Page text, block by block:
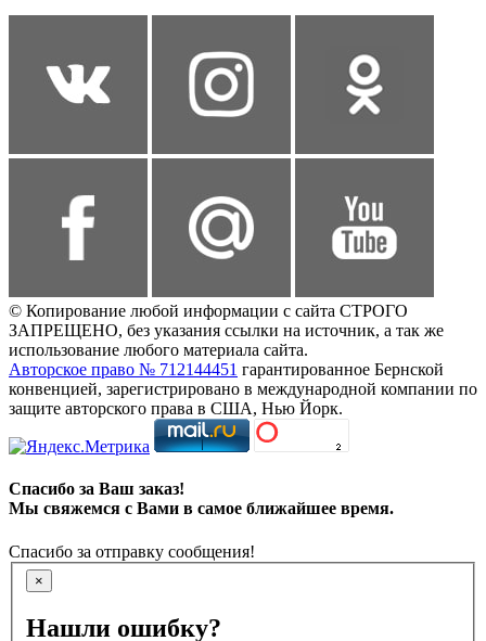
© Копирование любой информации с сайта СТРОГО
ЗАПРЕЩЕНО, без указания ссылки на источник, а так же
использование любого материала сайта.
Авторское право № 712144451 гарантированное Бернской
конвенцией, зарегистрировано в международной компании по
защите авторского права в США, Нью Йорк.
Спасибо за Ваш заказ!
Мы свяжемся с Вами в самое ближайшее время.
Спасибо за отправку сообщения!
×
Нашли ошибку?